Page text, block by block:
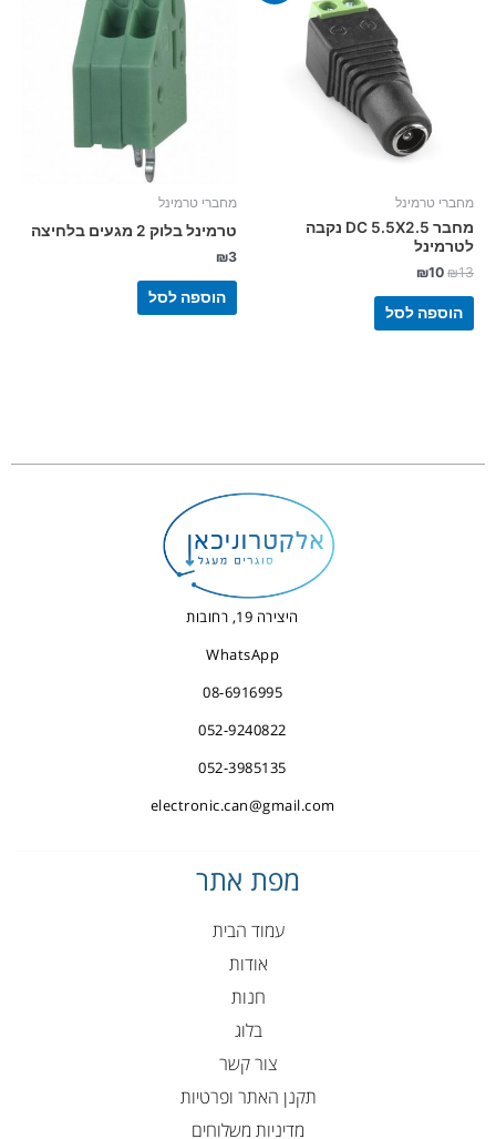
מחברי טרמינל
מחבר DC 5.5X2.5 נקבה
לטרמינל
₪13
₪10
₪10.
הוספה לסל
מחברי טרמינל
טרמינל בלוק 2 מגעים בלחיצה
₪3
הוספה לסל
היצירה 19, רחובות
WhatsApp
08-6916995
052-9240822
052-3985135
electronic.can@gmail.com
מפת אתר
עמוד הבית
אודות
חנות
בלוג
צור קשר
תקנן האתר ופרטיות
מדיניות משלוחים